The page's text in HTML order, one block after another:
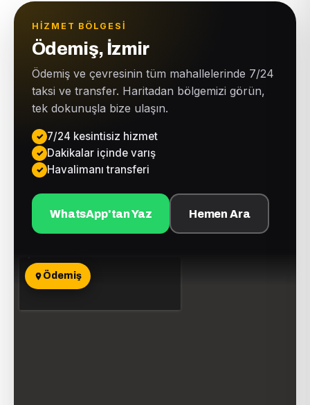
HIZMET BÖLGESI
Ödemiş, İzmir
Ödemiş ve çevresinin tüm mahallelerinde 7/24
taksi ve transfer. Haritadan bölgemizi görün,
tek dokunuşla bize ulaşın.
7/24 kesintisiz hizmet
Dakikalar içinde varış
Havalimanı transferi
WhatsApp'tan Yaz Hemen Ara
Ödemiş